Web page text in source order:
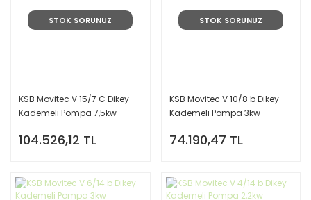
STOK SORUNUZ
KSB Movitec V 15/7 C Dikey
Kademeli Pompa 7,5kw
104.526,12 TL
STOK SORUNUZ
KSB Movitec V 10/8 b Dikey
Kademeli Pompa 3kw
74.190,47 TL